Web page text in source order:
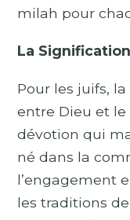
milah pour
La
Pour les juifs,
entre Dieu et le
dévotion qui
né dans la
l’engagement
les traditions